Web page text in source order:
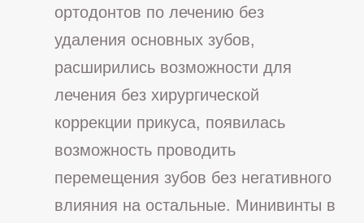
ортодонтов по лечению без
удаления основных зубов,
расширились возможности для
лечения без хирургической
коррекции прикуса, появилась
возможность проводить
перемещения зубов без негативного
влияния на остальные. Минивинты в